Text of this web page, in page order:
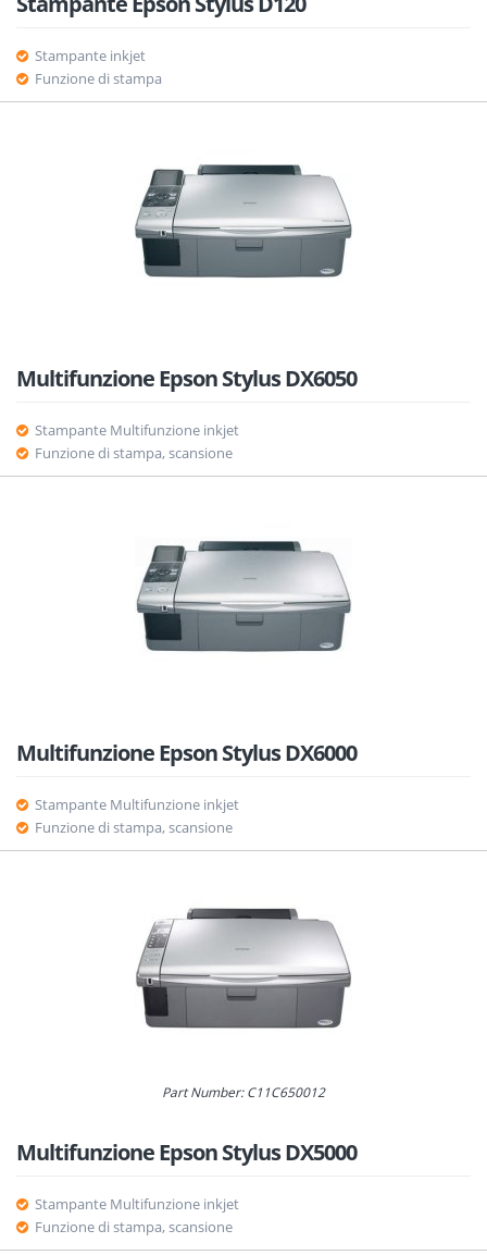
Stampante inkjet
Funzione di stampa
Multifunzione Epson Stylus DX6050
Stampante Multifunzione inkjet
Funzione di stampa, scansione
Multifunzione Epson Stylus DX6000
Stampante Multifunzione inkjet
Funzione di stampa, scansione
Part Number: C11C650012
Multifunzione Epson Stylus DX5000
Stampante Multifunzione inkjet
Funzione di stampa, scansione